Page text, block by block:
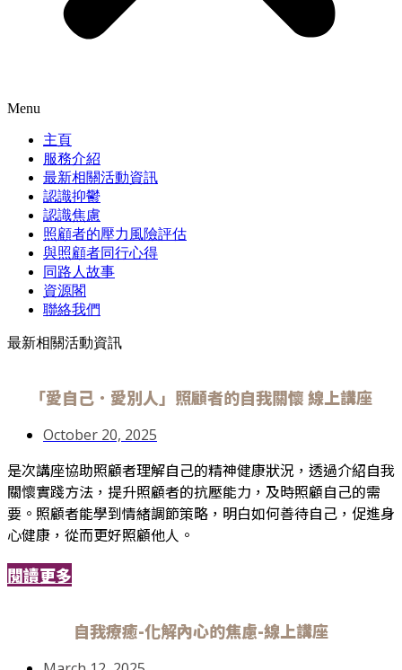
Menu
主頁
服務介紹
最新相關活動資訊
認識抑鬱
認識焦慮
照顧者的壓力風險評估
與照顧者同行心得
同路人故事
資源閣
聯絡我們
最新相關活動資訊
「愛自己．愛別人」照顧者的自我關懷 線上講座
October 20, 2025
是次講座協助照顧者理解自己的精神健康狀況，透過介紹自我
關懷實踐方法，提升照顧者的抗壓能力，及時照顧自己的需
要。照顧者能學到情緒調節策略，明白如何善待自己，促進身
心健康，從而更好照顧他人。
閱讀更多
自我療癒-化解內心的焦慮-線上講座